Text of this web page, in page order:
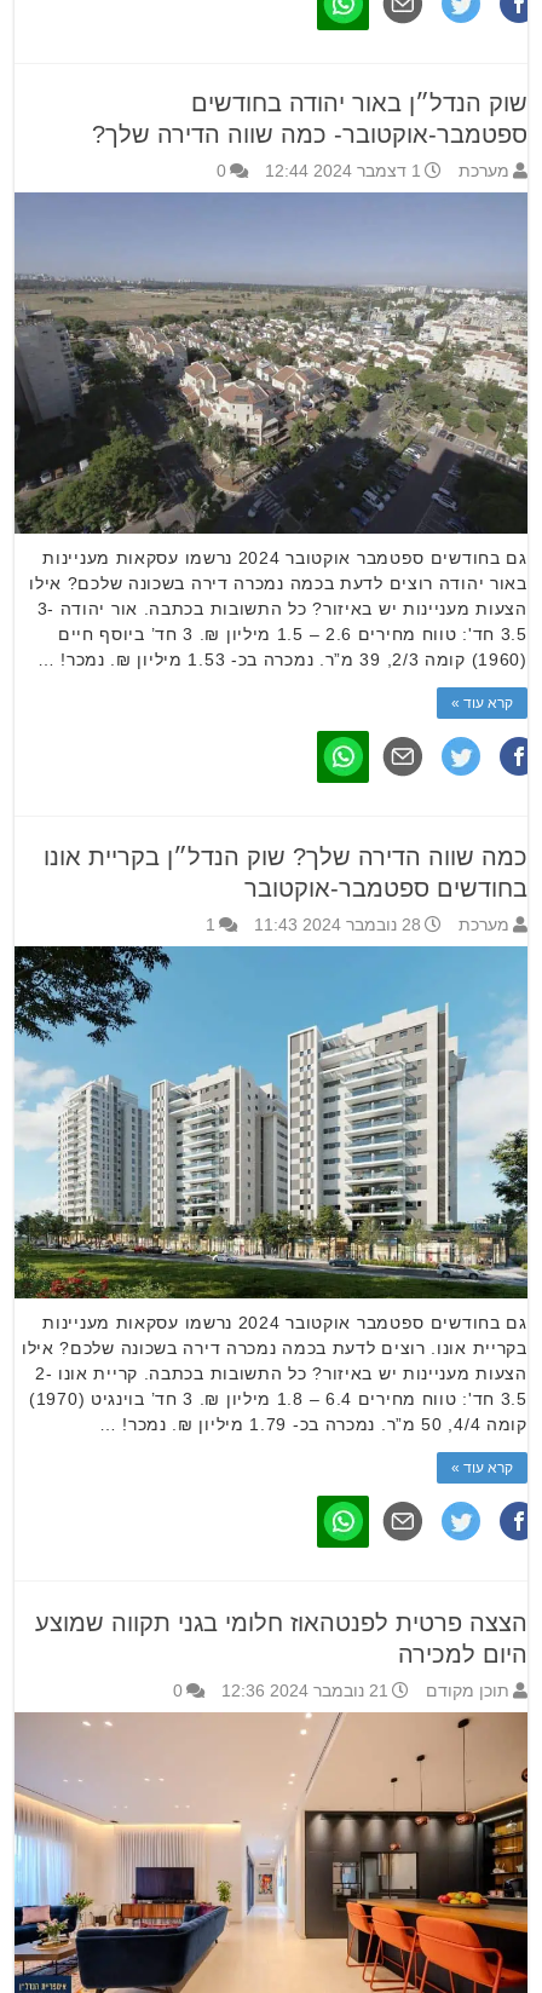
שוק הנדל״ן באור יהודה בחודשים
ספטמבר-אוקטובר- כמה שווה הדירה שלך?
מערכת 1 דצמבר 2024 12:44 0
גם בחודשים ספטמבר אוקטובר 2024 נרשמו עסקאות מעניינות
באור יהודה רוצים לדעת בכמה נמכרה דירה בשכונה שלכם? אילו
הצעות מעניינות יש באיזור? כל התשובות בכתבה. אור יהודה 3-
3.5 חד': טווח מחירים 2.6 – 1.5 מיליון ₪. 3 חד’ ביוסף חיים
(1960) קומה 2/3, 39 מ”ר. נמכרה בכ- 1.53 מיליון ₪. נמכר! …
קרא עוד »
כמה שווה הדירה שלך? שוק הנדל״ן בקריית אונו
בחודשים ספטמבר-אוקטובר
מערכת 28 נובמבר 2024 11:43 1
גם בחודשים ספטמבר אוקטובר 2024 נרשמו עסקאות מעניינות
בקריית אונו. רוצים לדעת בכמה נמכרה דירה בשכונה שלכם? אילו
הצעות מעניינות יש באיזור? כל התשובות בכתבה. קריית אונו 2-
3.5 חד': טווח מחירים 6.4 – 1.8 מיליון ₪. 3 חד’ בוינגיט (1970)
קומה 4/4, 50 מ”ר. נמכרה בכ- 1.79 מיליון ₪. נמכר! …
קרא עוד »
הצצה פרטית לפנטהאוז חלומי בגני תקווה שמוצע
היום למכירה
תוכן מקודם 21 נובמבר 2024 12:36 0